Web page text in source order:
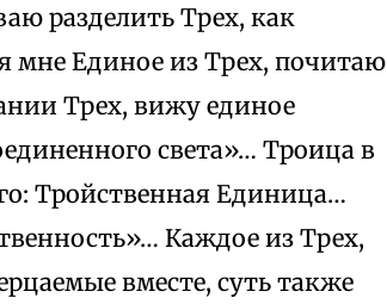
разделить Трех, как
мне Единое из Трех, почитаю
Трех, вижу единое
света»… Троица в
Тройственная Единица…
Каждое из Трех,
вместе, суть также